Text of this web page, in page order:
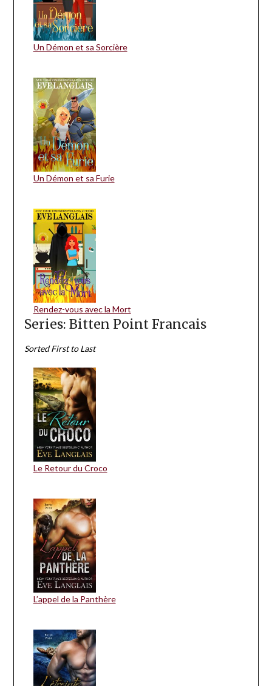
Un Démon et sa Sorcière
Un Démon et sa Furie
Rendez-vous avec la Mort
Series: Bitten Point Francais
Sorted First to Last
Le Retour du Croco
L’appel de la Panthère